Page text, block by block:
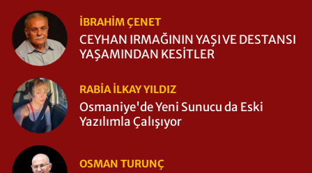
İBRAHIM ÇENET
CEYHAN IRMAĞININ YAŞI VE DESTANSI
YAŞAMINDAN KESİTLER
RABIA İLKAY YILDIZ
Osmaniye'de Yeni Sunucu da Eski
Yazılımla Çalışıyor
OSMAN TURUNÇ